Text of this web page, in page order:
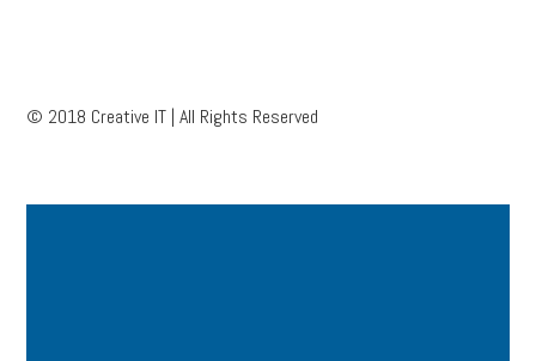
© 2018 Creative IT | All Rights Reserved